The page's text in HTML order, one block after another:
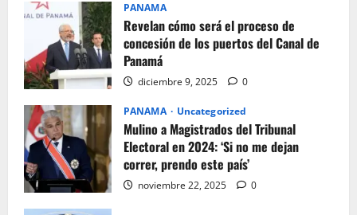
PANAMA
Revelan cómo será el proceso de
concesión de los puertos del Canal de
Panamá
diciembre 9, 2025 0
PANAMA Uncategorized
Mulino a Magistrados del Tribunal
Electoral en 2024: ‘Si no me dejan
correr, prendo este país’
noviembre 22, 2025 0